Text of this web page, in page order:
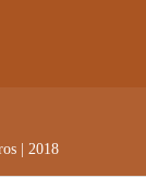
| 2018